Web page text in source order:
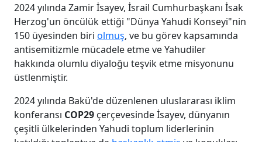
2024 yılında Zamir İsayev, İsrail Cumhurbaşkanı İsak
Herzog'un öncülük ettiği "Dünya Yahudi Konseyi"nin
150 üyesinden biri olmuş, ve bu görev kapsamında
antisemitizmle mücadele etme ve Yahudiler
hakkında olumlu diyaloğu teşvik etme misyonunu
üstlenmiştir.
2024 yılında Bakü'de düzenlenen uluslararası iklim
konferansı COP29 çerçevesinde İsayev, dünyanın
çeşitli ülkelerinden Yahudi toplum liderlerinin